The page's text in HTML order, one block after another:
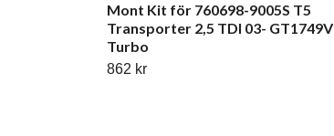
Mont Kit för 760698-9005S T5
Transporter 2,5 TDI 03- GT1749V
Turbo
862 kr